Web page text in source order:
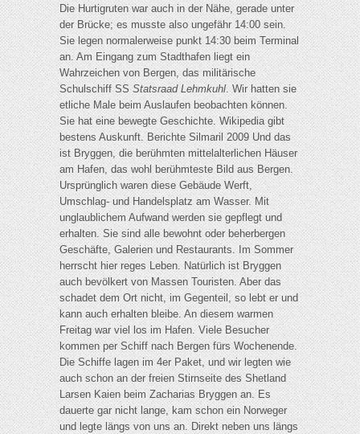
Die Hurtigruten war auch in der Nähe, gerade unter
der Brücke; es musste also ungefähr 14:00 sein.
Sie legen normalerweise punkt 14:30 beim Terminal
an. Am Eingang zum Stadthafen liegt ein
Wahrzeichen von Bergen, das militärische
Schulschiff SSStatsraad Lehmkuhl. Wir hatten sie
etliche Male beim Auslaufen beobachten können.
Sie hat eine bewegte Geschichte. Wikipedia gibt
bestens Auskunft. Berichte Silmaril 2009 Und das
ist Bryggen, die berühmten mittelalterlichen Häuser
am Hafen, das wohl berühmteste Bild aus Bergen.
Ursprünglich waren diese Gebäude Werft,
Umschlag- und Handelsplatz am Wasser. Mit
unglaublichem Aufwand werden sie gepflegt und
erhalten. Sie sind alle bewohnt oder beherbergen
Geschäfte, Galerien und Restaurants. Im Sommer
herrscht hier reges Leben. Natürlich ist Bryggen
auch bevölkert von Massen Touristen. Aber das
schadet dem Ort nicht, im Gegenteil, so lebt er und
kann auch erhalten bleibe. An diesem warmen
Freitag war viel los im Hafen. Viele Besucher
kommen per Schiff nach Bergen fürs Wochenende.
Die Schiffe lagen im 4er Paket, und wir legten wie
auch schon an der freien Stirnseite des Shetland
Larsen Kaien beim Zacharias Bryggen an. Es
dauerte gar nicht lange, kam schon ein Norweger
und legte längs von uns an. Direkt neben uns längs